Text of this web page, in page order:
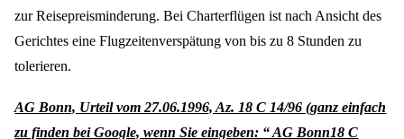
zur Reisepreisminderung. Bei Charterflügen ist nach Ansicht des
Gerichtes eine Flugzeitenverspätung von bis zu 8 Stunden zu
tolerieren.
AG Bonn, Urteil vom 27.06.1996, Az. 18 C 14/96 (ganz einfach
zu finden bei Google, wenn Sie eingeben: “ AG Bonn18 C